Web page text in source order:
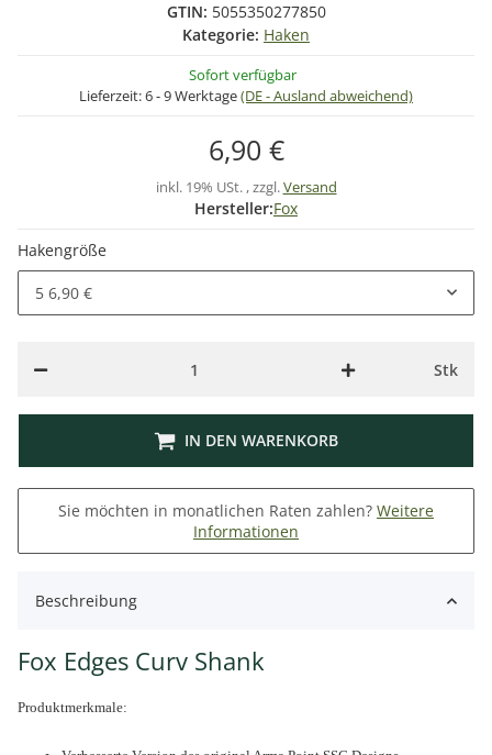
GTIN: 5055350277850
Kategorie: Haken
Sofort verfügbar
Lieferzeit:6 - 9 Werktage(DE - Ausland abweichend)
6,90 €
inkl. 19% USt. , zzgl.Versand
Hersteller:Fox
Hakengröße
5 6,90 €
Stk
IN DEN WARENKORB
Sie möchten in monatlichen Raten zahlen? Weitere
Informationen
Beschreibung
Fox Edges Curv Shank
Produktmerkmale: